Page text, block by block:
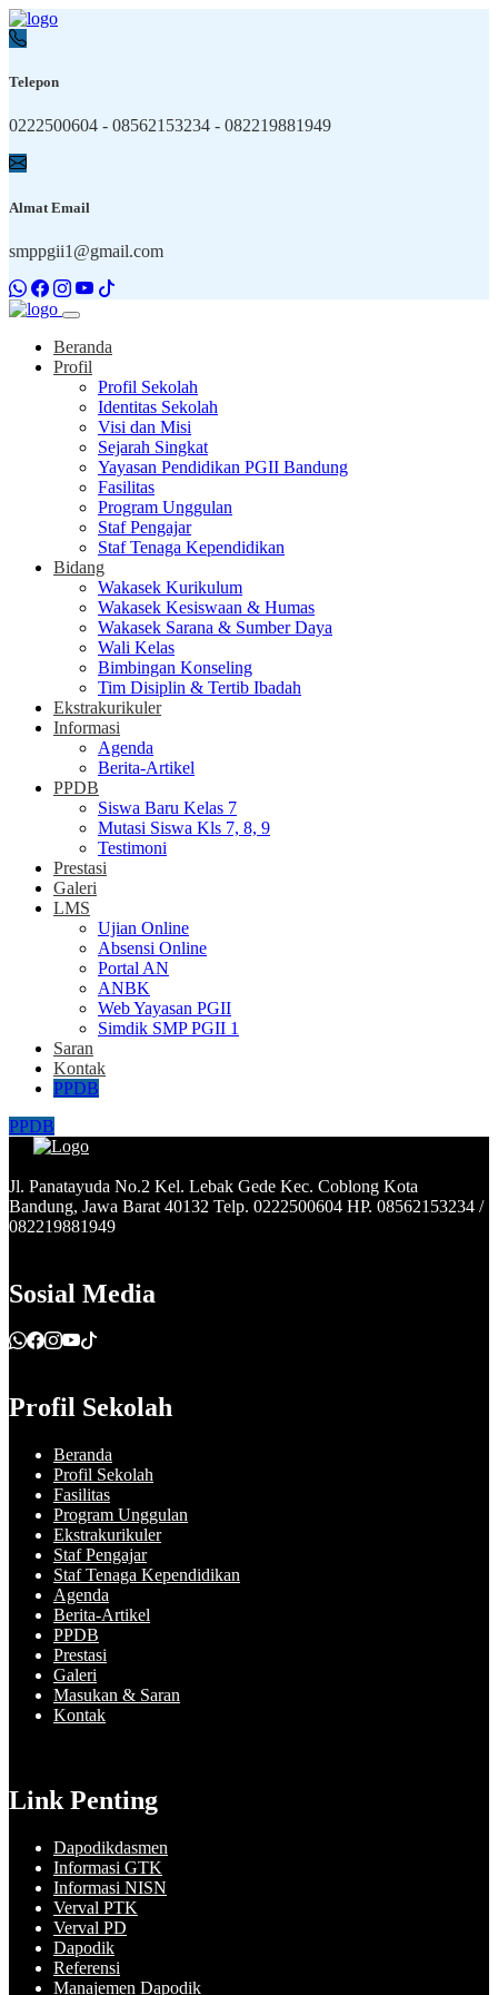
Telepon
0222500604 - 08562153234 - 082219881949
Almat Email
smppgii1@gmail.com
Beranda
Profil
Profil Sekolah
Identitas Sekolah
Visi dan Misi
Sejarah Singkat
Yayasan Pendidikan PGII Bandung
Fasilitas
Program Unggulan
Staf Pengajar
Staf Tenaga Kependidikan
Bidang
Wakasek Kurikulum
Wakasek Kesiswaan & Humas
Wakasek Sarana & Sumber Daya
Wali Kelas
Bimbingan Konseling
Tim Disiplin & Tertib Ibadah
Ekstrakurikuler
Informasi
Agenda
Berita-Artikel
PPDB
Siswa Baru Kelas 7
Mutasi Siswa Kls 7, 8, 9
Testimoni
Prestasi
Galeri
LMS
Ujian Online
Absensi Online
Portal AN
ANBK
Web Yayasan PGII
Simdik SMP PGII 1
Saran
Kontak
PPDB
PPDB
Jl. Panatayuda No.2 Kel. Lebak Gede Kec. Coblong Kota
Bandung, Jawa Barat 40132 Telp. 0222500604 HP. 08562153234 /
082219881949
Sosial Media
Profil Sekolah
Beranda
Profil Sekolah
Fasilitas
Program Unggulan
Ekstrakurikuler
Staf Pengajar
Staf Tenaga Kependidikan
Agenda
Berita-Artikel
PPDB
Prestasi
Galeri
Masukan & Saran
Kontak
Link Penting
Dapodikdasmen
Informasi GTK
Informasi NISN
Verval PTK
Verval PD
Dapodik
Referensi
Manajemen Dapodik